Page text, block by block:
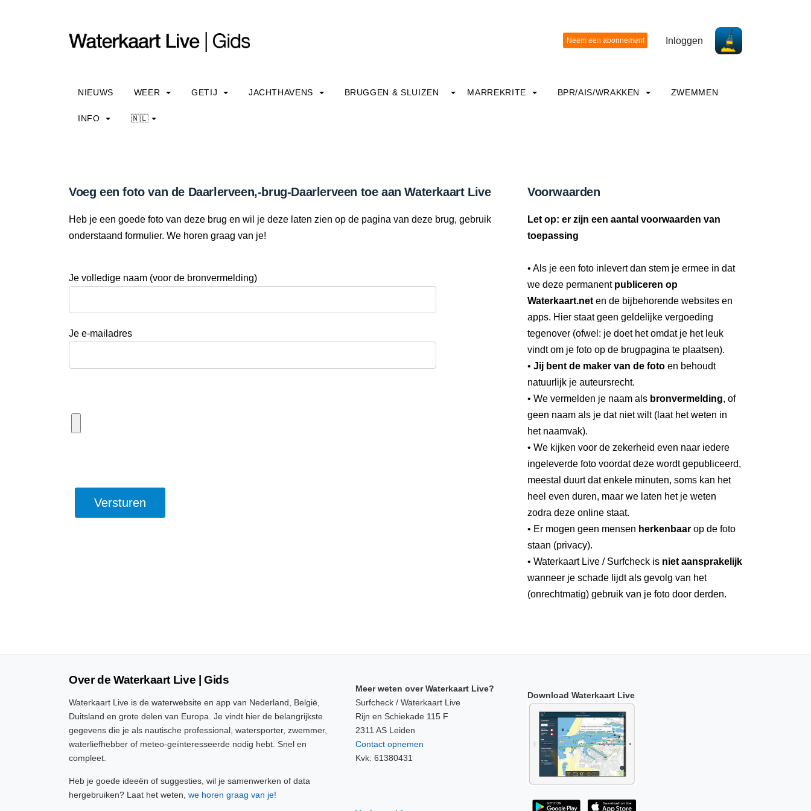
Inloggen
NIEUWS WEER GETIJ JACHTHAVENS BRUGGEN & SLUIZEN MARREKRITE BPR/AIS/WRAKKEN ZWEMMEN
INFO 🇳🇱
Voeg een foto van de Daarlerveen,-brug-Daarlerveen toe aan Waterkaart Live
Heb je een goede foto van deze brug en wil je deze laten zien op de pagina van deze brug, gebruik
onderstaand formulier. We horen graag van je!
Je volledige naam (voor de bronvermelding)
Je e-mailadres
Voorwaarden
Let op: er zijn een aantal voorwaarden van
toepassing
• Als je een foto inlevert dan stem je ermee in dat
we deze permanent publiceren op
Waterkaart.net en de bijbehorende websites en
apps. Hier staat geen geldelijke vergoeding
tegenover (ofwel: je doet het omdat je het leuk
vindt om je foto op de brugpagina te plaatsen).
• Jij bent de maker van de foto en behoudt
natuurlijk je auteursrecht.
• We vermelden je naam als bronvermelding, of
geen naam als je dat niet wilt (laat het weten in
het naamvak).
• We kijken voor de zekerheid even naar iedere
ingeleverde foto voordat deze wordt gepubliceerd,
meestal duurt dat enkele minuten, soms kan het
heel even duren, maar we laten het je weten
zodra deze online staat.
• Er mogen geen mensen herkenbaar op de foto
staan (privacy).
• Waterkaart Live / Surfcheck is niet aansprakelijk
wanneer je schade lijdt als gevolg van het
(onrechtmatig) gebruik van je foto door derden.
Over de Waterkaart Live | Gids
Waterkaart Live is de waterwebsite en app van Nederland, België,
Duitsland en grote delen van Europa. Je vindt hier de belangrijkste
gegevens die je als nautische professional, watersporter, zwemmer,
waterliefhebber of meteo-geïnteresseerde nodig hebt. Snel en
compleet.
Heb je goede ideeën of suggesties, wil je samenwerken of data
hergebruiken? Laat het weten, we horen graag van je!
Meer weten over Waterkaart Live?
Surfcheck / Waterkaart Live
Rijn en Schiekade 115 F
2311 AS Leiden
Contact opnemen
Kvk: 61380431
Download Waterkaart Live